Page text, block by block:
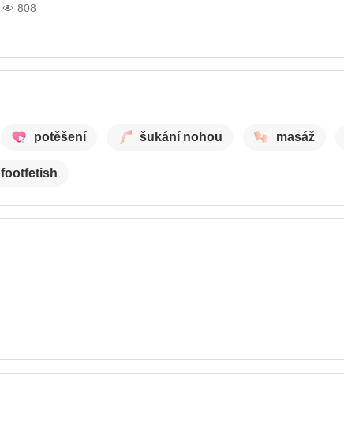
808
potěšení šukání nohou masáž
footfetish